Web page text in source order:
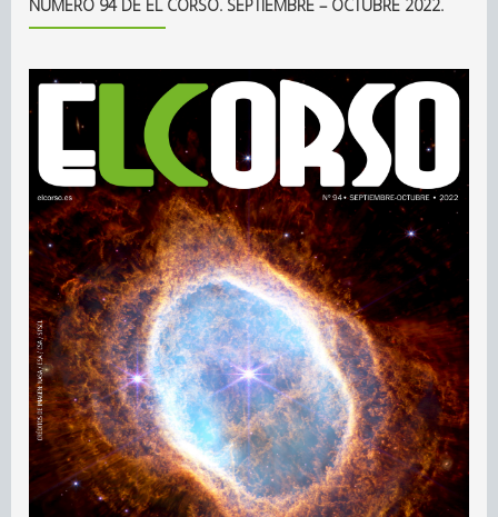
NÚMERO 94 DE EL CORSO. SEPTIEMBRE – OCTUBRE 2022.